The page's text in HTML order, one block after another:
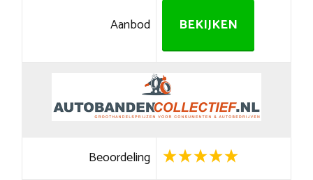
Aanbod BEKIJKEN
Beoordeling